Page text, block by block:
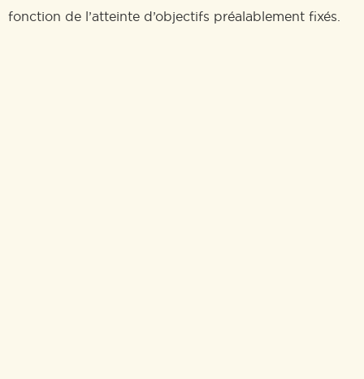
fonction de l’atteinte d’objectifs préalablement fixés.